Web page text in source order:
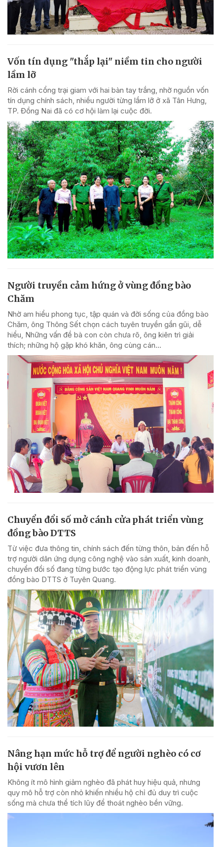
Vốn tín dụng "thắp lại" niềm tin cho người
lầm lỡ
Rời cánh cổng trại giam với hai bàn tay trắng, nhờ nguồn vốn
tín dụng chính sách, nhiều người từng lầm lỡ ở xã Tân Hưng,
TP. Đồng Nai đã có cơ hội làm lại cuộc đời.
Người truyền cảm hứng ở vùng đồng bào
Chăm
Nhờ am hiểu phong tục, tập quán và đời sống của đồng bào
Chăm, ông Thông Sết chọn cách tuyên truyền gần gũi, dễ
hiểu, Những vấn đề bà con còn chưa rõ, ông kiên trì giải
thích; những hộ gặp khó khăn, ông cùng cán...
Chuyển đổi số mở cánh cửa phát triển vùng
đồng bào DTTS
Từ việc đưa thông tin, chính sách đến từng thôn, bản đến hỗ
trợ người dân ứng dụng công nghệ vào sản xuất, kinh doanh,
chuyển đổi số đang từng bước tạo động lực phát triển vùng
đồng bào DTTS ở Tuyên Quang.
Nâng hạn mức hỗ trợ để người nghèo có cơ
hội vươn lên
Không ít mô hình giảm nghèo đã phát huy hiệu quả, nhưng
quy mô hỗ trợ còn nhỏ khiến nhiều hộ chỉ đủ duy trì cuộc
sống mà chưa thể tích lũy để thoát nghèo bền vững.